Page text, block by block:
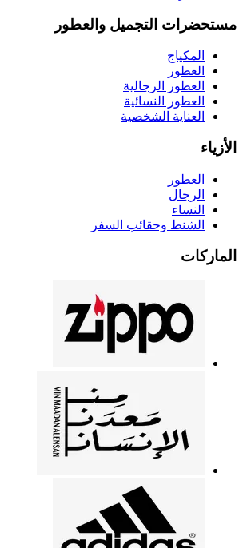
مستحضرات التجميل والعطور
المكياج
العطور
العطور الرجالية
العطور النسائية
العناية الشخصية
الأزياء
العطور
الرجال
النساء
الشنط وحقائب السفر
الماركات